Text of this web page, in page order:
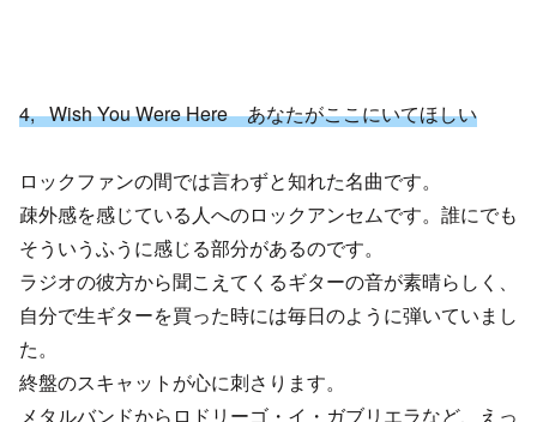
4, Wish You Were Here あなたがここにいてほしい
ロックファンの間では言わずと知れた名曲です。
疎外感を感じている人へのロックアンセムです。誰にでも
そういうふうに感じる部分があるのです。
ラジオの彼方から聞こえてくるギターの音が素晴らしく、
自分で生ギターを買った時には毎日のように弾いていまし
た。
終盤のスキャットが心に刺さります。
メタルバンドからロドリーゴ・イ・ガブリエラなど、えっ